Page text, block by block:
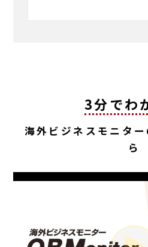
3分でわ
海外ビジネスモニタ
ら